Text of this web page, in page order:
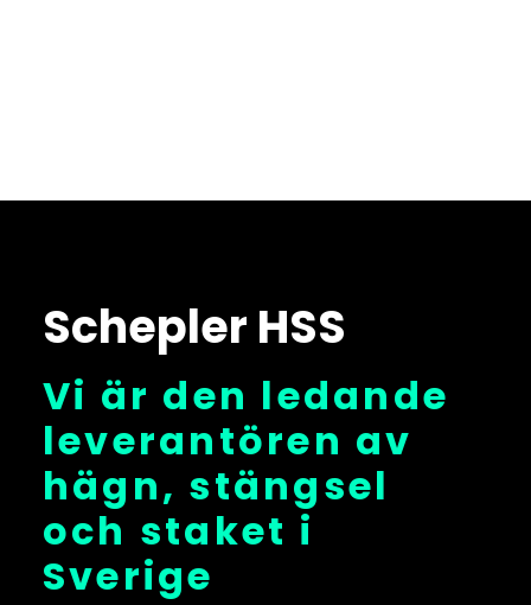
Schepler HSS
Vi är den ledande
leverantören av
hägn, stängsel
och staket i
Sverige